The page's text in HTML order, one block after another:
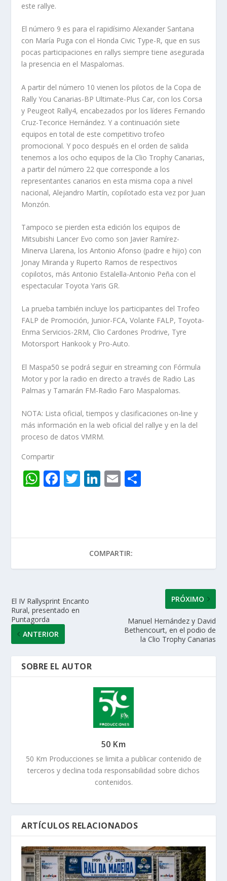
este rallye.
El número 9 es para el rapidísimo Alexander Santana
con María Puga con el Honda Civic Type-R, que en sus
pocas participaciones en rallys siempre tiene asegurada
la presencia en el Maspalomas.
A partir del número 10 vienen los pilotos de la Copa de
Rally You Canarias-BP Ultimate-Plus Car, con los Corsa
y Peugeot Rally4, encabezados por los líderes Fernando
Cruz-Tecorice Hernández. Y a continuación siete
equipos en total de este competitivo trofeo
promocional. Y poco después en el orden de salida
tenemos a los ocho equipos de la Clio Trophy Canarias,
a partir del número 22 que corresponde a los
representantes canarios en esta misma copa a nivel
nacional, Alejandro Martín, copilotado esta vez por Juan
Monzón.
Tampoco se pierden esta edición los equipos de
Mitsubishi Lancer Evo como son Javier Ramírez-
Minerva Llarena, los Antonio Afonso (padre e hijo) con
Jonay Miranda y Ruperto Ramos de respectivos
copilotos, más Antonio Estalella-Antonio Peña con el
espectacular Toyota Yaris GR.
La prueba también incluye los participantes del Trofeo
FALP de Promoción, Junior-FCA, Volante FALP, Toyota-
Enma Servicios-2RM, Clio Cardones Prodrive, Tyre
Motorsport Hankook y Pro-Auto.
El Maspa50 se podrá seguir en streaming con Fórmula
Motor y por la radio en directo a través de Radio Las
Palmas y Tamarán FM-Radio Faro Maspalomas.
NOTA: Lista oficial, tiempos y clasificaciones on-line y
más información en la web oficial del rallye y en la del
proceso de datos VMRM.
Compartir
W
A
p
F
o
k
T Li
dI
n
E
ar
r
COMPARTIR:
El IV Rallysprint Encanto
Rural, presentado en
Puntagorda
ANTERIOR
PRÓXIMO
Manuel Hernández y David
Bethencourt, en el podio de
la Clio Trophy Canarias
SOBRE EL AUTOR
50 Km
50 Km Producciones se limita a publicar contenido de
terceros y declina toda responsabilidad sobre dichos
contenidos.
ARTÍCULOS RELACIONADOS